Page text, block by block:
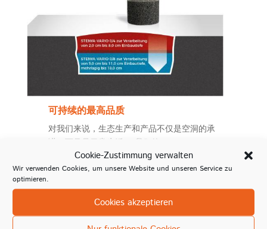
Cookie-Zustimmung verwalten
Wir verwenden Cookies, um unsere Website und unseren Service zu
optimieren.
Cookies akzeptieren
可持续的最高品质
对我们来说，生态生产和产品不仅是空洞的承
诺，而且是日常生活。 我们的STEIWA-VARIO
产品不需要任何溶剂添加剂，而不会影响质
量。 此外，我们使用可再生原材料，并为提供
优质产品。
但是，为了评估产品的可持续性，我们不仅要
考虑产品本身，还要考虑生产条件，生命周期